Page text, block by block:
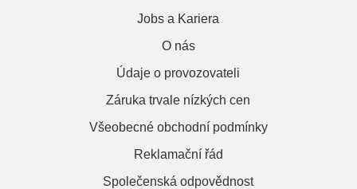
Jobs a Kariera
O nás
Údaje o provozovateli
Záruka trvale nízkých cen
Všeobecné obchodní podmínky
Reklamační řád
Společenská odpovědnost